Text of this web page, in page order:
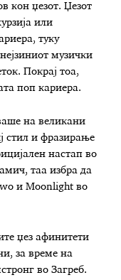
кон џезот. Џезот
или
туку
музички
Покрај тоа,
поп кариера.
на великани
стил и фразирање
настап во
таа избра да
и Moonlight во
џез афинитети
за време на
во Загреб.